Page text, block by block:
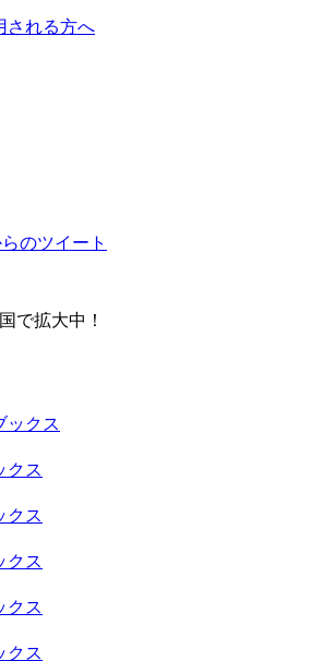
される方へ
らのツイート
で拡大中！